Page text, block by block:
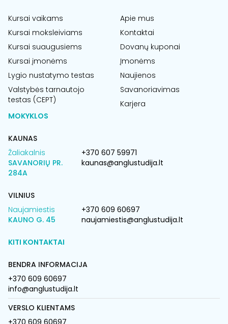
Kursai vaikams
Kursai moksleiviams
Kursai suaugusiems
Kursai įmonėms
Lygio nustatymo testas
Valstybės tarnautojo
testas (CEPT)
Apie mus
Kontaktai
Dovanų kuponai
Įmonėms
Naujienos
Savanoriavimas
Karjera
MOKYKLOS
KAUNAS
Žaliakalnis
SAVANORIŲ PR.
284A
+370 607 59971
kaunas@anglustudija.lt
VILNIUS
Naujamiestis
KAUNO G. 45
+370 609 60697
naujamiestis@anglustudija.lt
KITI KONTAKTAI
BENDRA INFORMACIJA
+370 609 60697
info@anglustudija.lt
VERSLO KLIENTAMS